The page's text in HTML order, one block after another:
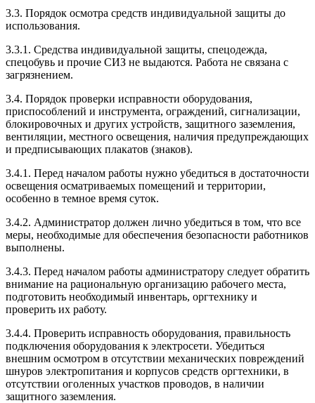
3.3. Порядок осмотра средств индивидуальной защиты до
использования.
3.3.1. Средства индивидуальной защиты, спецодежда,
спецобувь и прочие СИЗ не выдаются. Работа не связана с
загрязнением.
3.4. Порядок проверки исправности оборудования,
приспособлений и инструмента, ограждений, сигнализации,
блокировочных и других устройств, защитного заземления,
вентиляции, местного освещения, наличия предупреждающих
и предписывающих плакатов (знаков).
3.4.1. Перед началом работы нужно убедиться в достаточности
освещения осматриваемых помещений и территории,
особенно в темное время суток.
3.4.2. Администратор должен лично убедиться в том, что все
меры, необходимые для обеспечения безопасности работников
выполнены.
3.4.3. Перед началом работы администратору следует обратить
внимание на рациональную организацию рабочего места,
подготовить необходимый инвентарь, оргтехнику и
проверить их работу.
3.4.4. Проверить исправность оборудования, правильность
подключения оборудования к электросети. Убедиться
внешним осмотром в отсутствии механических повреждений
шнуров электропитания и корпусов средств оргтехники, в
отсутствии оголенных участков проводов, в наличии
защитного заземления.